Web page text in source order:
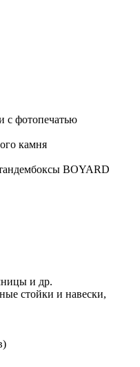
фотопечатью
камня
BOYARD
и др.
стойки и навески,